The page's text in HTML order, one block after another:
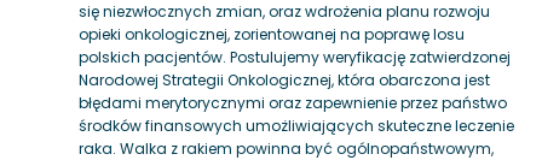
się niezwłocznych zmian, oraz wdrożenia planu rozwoju
opieki onkologicznej, zorientowanej na poprawę losu
polskich pacjentów. Postulujemy weryfikację zatwierdzonej
Narodowej Strategii Onkologicznej, która obarczona jest
błędami merytorycznymi oraz zapewnienie przez państwo
środków finansowych umożliwiających skuteczne leczenie
raka. Walka z rakiem powinna być ogólnopaństwowym,